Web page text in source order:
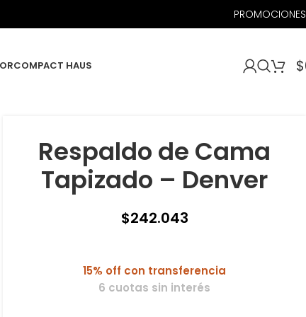
PROMOCIONES
COMPACT HAUS $
Respaldo de Cama
Tapizado – Denver
$242.043
15% off con transferencia
6 cuotas sin interés